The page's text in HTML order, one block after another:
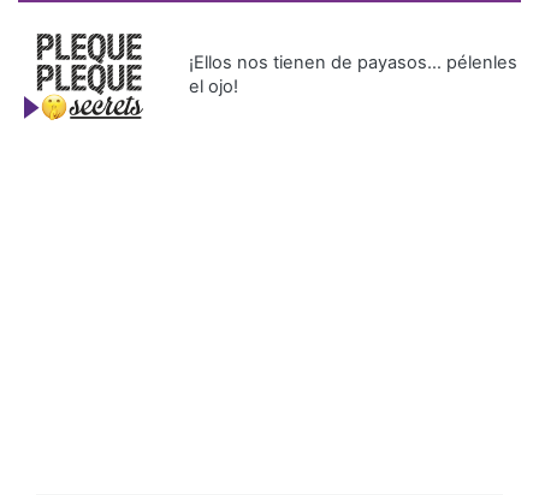
¡Ellos nos tienen de payasos… pélenles
el ojo!